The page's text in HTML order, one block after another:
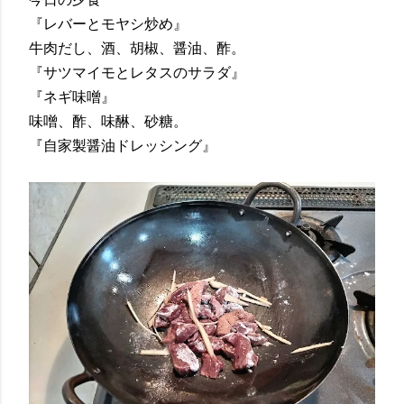
『レバーとモヤシ炒め』
牛肉だし、酒、胡椒、醤油、酢。
『サツマイモとレタスのサラダ』
『ネギ味噌』
味噌、酢、味醂、砂糖。
『自家製醤油ドレッシング』